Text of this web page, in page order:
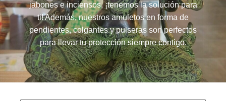
jabones e inciensos, ¡tenemos la solución para
ti! Además, nuestros amuletos en forma de
pendientes, colgantes y pulseras son perfectos
para llevar tu protección siempre contigo.